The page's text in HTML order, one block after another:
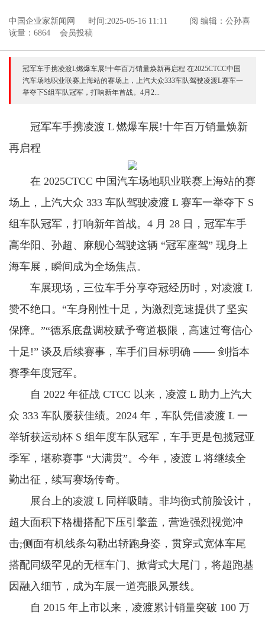
中国企业家新闻网 时间:2025-05-16 11:11 编辑：公孙喜
阅
读量：6864 会员投稿
冠军车手携凌渡L燃爆车展!十年百万销量焕新再启程 在2025CTCC中国
汽车场地职业联赛上海站的赛场上，上汽大众333车队驾驶凌渡L赛车一
举夺下S组车队冠军，打响新年首战。4月2...
冠军车手携凌渡 L 燃爆车展!十年百万销量焕新
再启程
在 2025CTCC 中国汽车场地职业联赛上海站的赛
场上，上汽大众 333 车队驾驶凌渡 L 赛车一举夺下 S
组车队冠军，打响新年首战。4 月 28 日，冠军车手
高华阳、孙超、麻舰心驾驶这辆 “冠军座驾” 现身上
海车展，瞬间成为全场焦点。
车展现场，三位车手分享夺冠经历时，对凌渡 L
赞不绝口。“车身刚性十足，为激烈竞速提供了坚实
保障。”“德系底盘调校赋予弯道极限，高速过弯信心
十足!” 谈及后续赛事，车手们目标明确 —— 剑指本
赛季年度冠军。
自 2022 年征战 CTCC 以来，凌渡 L 助力上汽大
众 333 车队屡获佳绩。2024 年，车队凭借凌渡 L 一
举斩获运动杯 S 组年度车队冠军，车手更是包揽冠亚
季军，堪称赛事 “大满贯”。今年，凌渡 L 将继续全
勤出征，续写赛场传奇。
展台上的凌渡 L 同样吸睛。非均衡式前脸设计，
超大面积下格栅搭配下压引擎盖，营造强烈视觉冲
击;侧面有机线条勾勒出轿跑身姿，贯穿式宽体车尾
搭配同级罕见的无框车门、掀背式大尾门，将超跑基
因融入细节，成为车展一道亮眼风景线。
自 2015 年上市以来，凌渡累计销量突破 100 万